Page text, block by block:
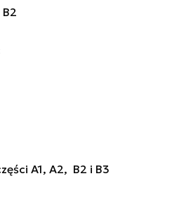
A1, A2, B2 i B3